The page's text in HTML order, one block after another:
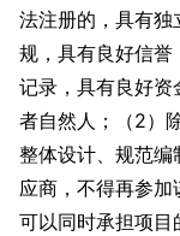
法注册的，具有
规，具有良好信誉
记录，具有良好
者自然人；（2）
整体设计、规范
应商，不得再参
可以同时承担项